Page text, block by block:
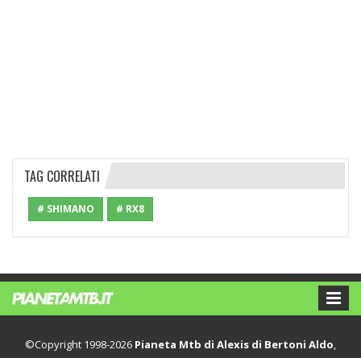
TAG CORRELATI
# SHIMANO # RX8
©Copyright 1998-2026 Pianeta Mtb di Alexis di Bertoni Aldo